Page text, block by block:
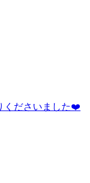
くださいました❤️